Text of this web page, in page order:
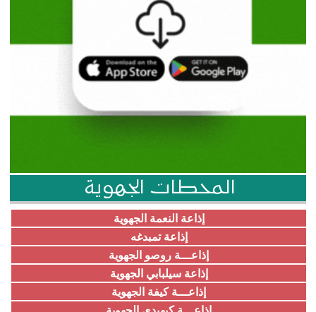
المحطات الجهوية
إذاعة النعمة الجهوية
إذاعة تمبدغه
إذاعـــة روصو الجهوية
إذاعة سيلبابي الجهوية
إذاعـــة كيفة الجهوية